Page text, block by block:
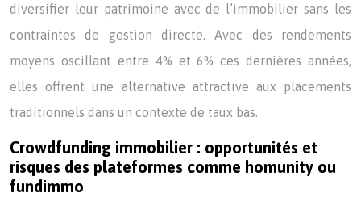
diversifier leur patrimoine avec de l’immobilier sans les
contraintes de gestion directe. Avec des rendements
moyens oscillant entre 4% et 6% ces dernières années,
elles offrent une alternative attractive aux placements
traditionnels dans un contexte de taux bas.
Crowdfunding immobilier : opportunités et
risques des plateformes comme homunity ou
fundimmo